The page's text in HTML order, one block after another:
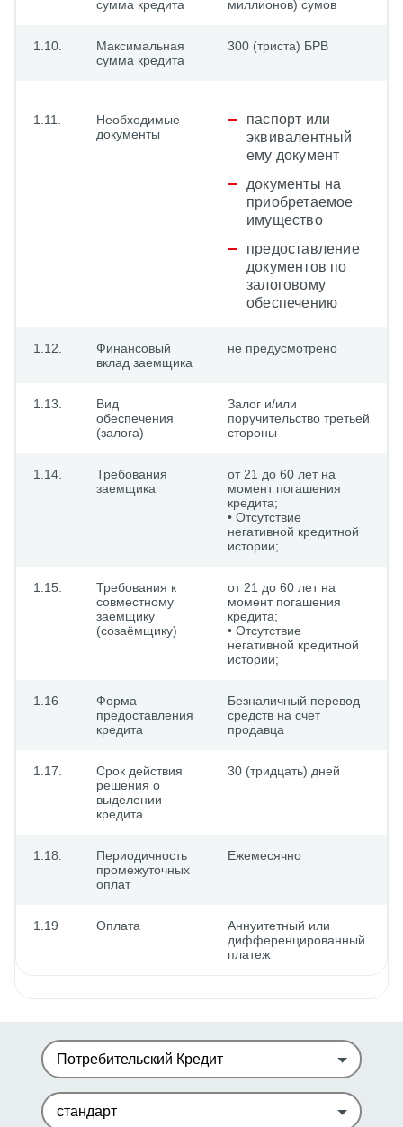
сумма кредита
миллионов) сумов
1.10.
Максимальная
сумма кредита
300 (триста) БРВ
1.11.
Необходимые
документы
паспорт или
эквивалентный
ему документ
документы на
приобретаемое
имущество
предоставление
документов по
залоговому
обеспечению
1.12.
Финансовый
вклад заемщика
не предусмотрено
1.13.
Вид
обеспечения
(залога)
Залог и/или
поручительство третьей
стороны
1.14.
Требования
заемщика
от 21 до 60 лет на
момент погашения
кредита;
• Отсутствие
негативной кредитной
истории;
1.15.
Требования к
совместному
заемщику
(созаёмщику)
от 21 до 60 лет на
момент погашения
кредита;
• Отсутствие
негативной кредитной
истории;
1.16
Форма
предоставления
кредита
Безналичный перевод
средств на счет
продавца
1.17.
Срок действия
решения о
выделении
кредита
30 (тридцать) дней
1.18.
Периодичность
промежуточных
оплат
Ежемесячно
1.19 Оплата
Аннуитетный или
дифференцированный
платеж
Потребительский Кредит
стандарт